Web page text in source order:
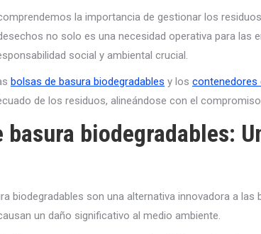
la importancia de gestionar los
no solo es una necesidad operativa para las
social y ambiental crucial.
bolsas de basura biodegradables y los contenedores
de los residuos, alineándose con el
basura biodegradables:
biodegradables son una alternativa innovadora a
un daño significativo al medio ambiente.